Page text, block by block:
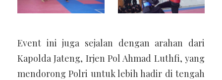
Event ini juga sejalan dengan arahan dari
Kapolda Jateng, Irjen Pol Ahmad Luthfi, yang
mendorong Polri untuk lebih hadir di tengah